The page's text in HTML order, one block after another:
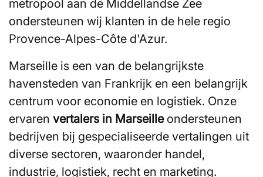
metropool aan de Middellandse Zee
ondersteunen wij klanten in de hele regio
Provence-Alpes-Côte d'Azur.
Marseille is een van de belangrijkste
havensteden van Frankrijk en een belangrijk
centrum voor economie en logistiek. Onze
ervaren vertalers in Marseilleondersteunen
bedrijven bij gespecialiseerde vertalingen uit
diverse sectoren, waaronder handel,
industrie, logistiek, recht en marketing.